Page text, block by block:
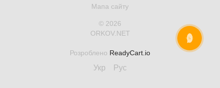
Мапа сайту
© 2026
ORKOV.NET
Розроблено ReadyCart.io
Укр Рус
ОНЛАЙН ЧАТ